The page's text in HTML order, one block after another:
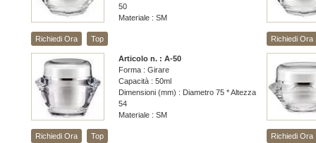
50
Materiale : SM
Richiedi Ora Top Richiedi Ora
Articolo n. : A-50
Forma : Girare
Capacità : 50ml
Dimensioni (mm) : Diametro 75 * Altezza
54
Materiale : SM
Richiedi Ora Top Richiedi Ora